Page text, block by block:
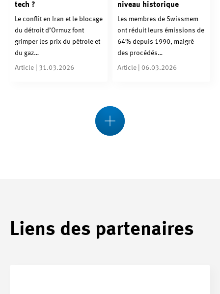
tech ?
Le conflit en Iran et le blocage
du détroit d’Ormuz font
grimper les prix du pétrole et
du gaz…
Article | 31.03.2026
niveau historique
Les membres de Swissmem
ont réduit leurs émissions de
64% depuis 1990, malgré
des procédés…
Article | 06.03.2026
Liens des partenaires